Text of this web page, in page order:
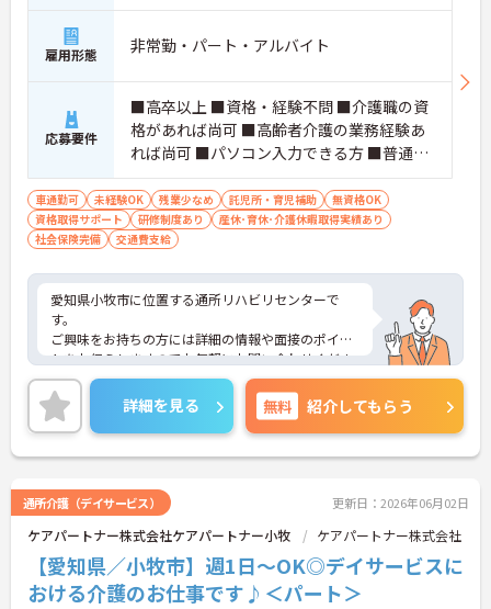
雇用形態 非常勤・パート・アルバイト
応募要件
■高卒以上 ■資格・経験不問 ■介護職の資
格があれば尚可 ■高齢者介護の業務経験あ
れば尚可 ■パソコン入力できる方 ■普通自
動車免許
車通勤可 未経験OK 残業少なめ 託児所・育児補助
無資格OK
資格取得サポート
研修制度あり
産休･育休･介護休暇取得実績あり
社会保険完備
交通費支給
愛知県小牧市に位置する通所リハビリセンターで
す。
ご興味をお持ちの方には詳細の情報や面接のポイン
トをお伝えしますのでお気軽にお問い合わせくださ
いませ。
詳細を見る 無料 紹介してもらう
通所介護（デイサービス） 更新日：2026年06月02日
ケアパートナー株式会社ケアパートナー小牧 ケアパートナー株式会社
【愛知県／小牧市】週1日～OK◎デイサービスに
おける介護のお仕事です♪＜パート＞